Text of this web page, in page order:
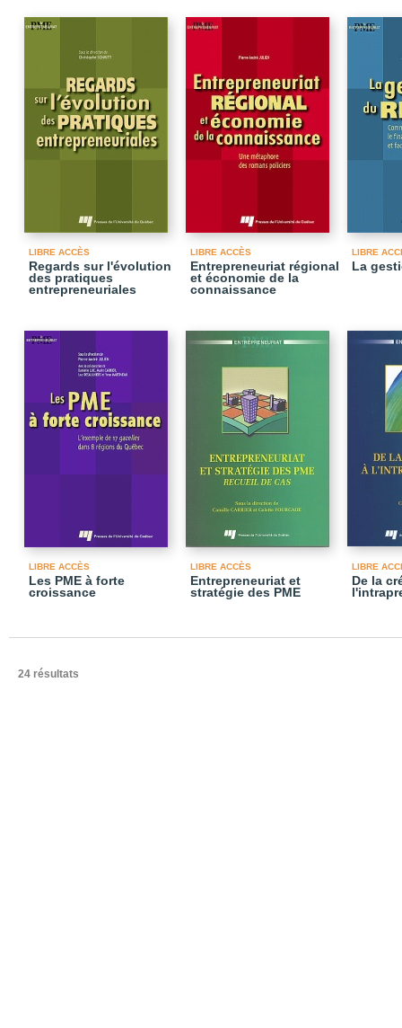
LIBRE ACCÈS
Regards sur l'évolution
des pratiques
entrepreneuriales
LIBRE ACCÈS
Entrepreneuriat régional
et économie de la
connaissance
LIBRE
La
LIBRE ACCÈS
Les PME à forte
croissance
LIBRE ACCÈS
Entrepreneuriat et
stratégie des PME
LIBRE
De la
24 résultats